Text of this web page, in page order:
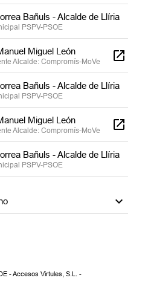
Bañuls - Alcalde de Llíria
PSPV-PSOE
Miguel León
Alcalde: Compromís-MoVe
Bañuls - Alcalde de Llíria
PSPV-PSOE
Miguel León
Alcalde: Compromís-MoVe
Bañuls - Alcalde de Llíria
PSPV-PSOE
- Accesos Virtules, S.L. -